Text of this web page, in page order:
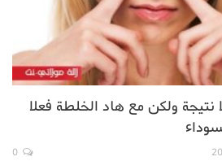
ولكن مع هاد الخلطة فعلا